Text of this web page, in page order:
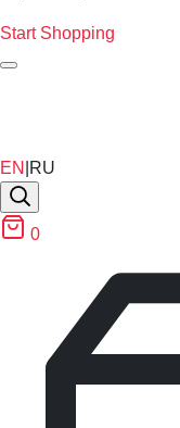
Start Shopping
EN RU
0